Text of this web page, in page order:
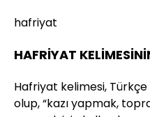
hafriyat
HAFRİYAT
Hafriyat kelimesi,
olup, “kazı yapmak,